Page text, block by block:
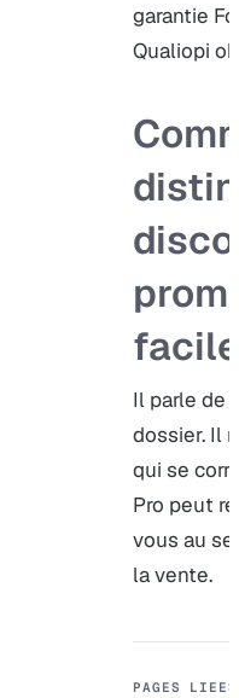
garantie
Qualiopi
Il parle de
dossier. Il
qui se
Pro peut
vous au
la vente.
PAGES LIEES